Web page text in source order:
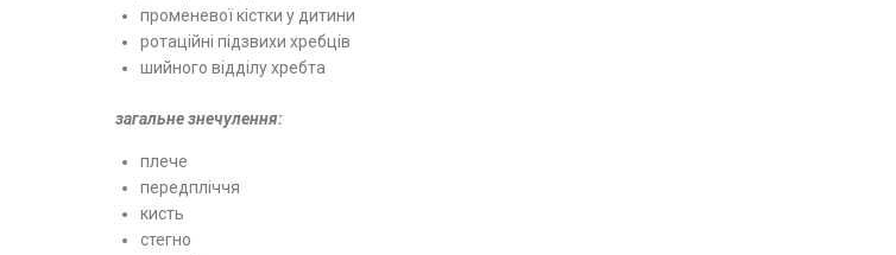
променевої кістки у дитини
ротаційні підзвихи хребців
шийного відділу хребта
загальне знечулення:
плече
передпліччя
кисть
стегно